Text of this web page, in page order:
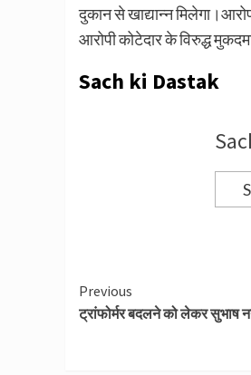
दुकान से खाद्यान्न
आरोपी कोटेदार के विरुद्ध मुकदमा
Sach ki Dastak
Continue
Reading
Previous
ट्रांफोर्मर बदलने को लेकर सुभाष